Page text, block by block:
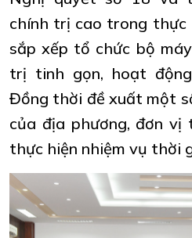
chính trị cao trong thực
sắp xếp tổ chức bộ
trị tinh gọn, hoạt
Đồng thời đề xuất một
của địa phương, đơn
thực hiện nhiệm vụ thời